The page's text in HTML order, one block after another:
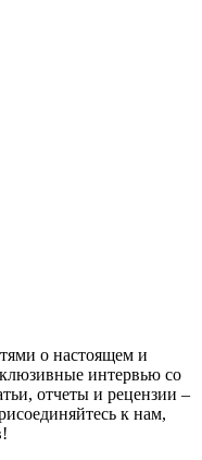
о настоящем и
интервью со
отчеты и рецензии –
к нам,